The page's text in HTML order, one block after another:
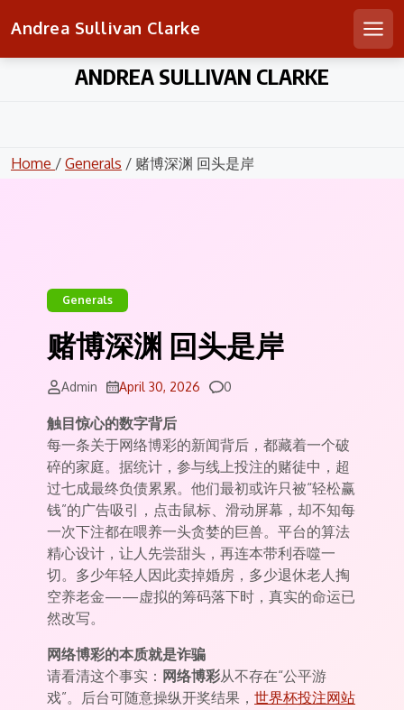
Andrea Sullivan Clarke
ANDREA SULLIVAN CLARKE
Home / Generals / 赌博深渊 回头是岸
Generals
赌博深渊 回头是岸
Admin April 30, 2026 Comments
0
触目惊心的数字背后
每一条关于网络博彩的新闻背后，都藏着一个破
碎的家庭。据统计，参与线上投注的赌徒中，超
过七成最终负债累累。他们最初或许只被“轻松赢
钱”的广告吸引，点击鼠标、滑动屏幕，却不知每
一次下注都在喂养一头贪婪的巨兽。平台的算法
精心设计，让人先尝甜头，再连本带利吞噬一
切。多少年轻人因此卖掉婚房，多少退休老人掏
空养老金——虚拟的筹码落下时，真实的命运已
然改写。
网络博彩的本质就是诈骗
请看清这个事实： 网络博彩从不存在“公平游
戏”。后台可随意操纵开奖结果， 世界杯投注网站